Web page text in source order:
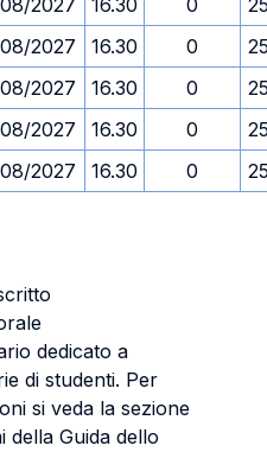
2027 16.30 0
2027 16.30 0
2027 16.30 0
2027 16.30 0
2027 16.30 0
dedicato a
di studenti. Per
si veda la sezione
della Guida dello